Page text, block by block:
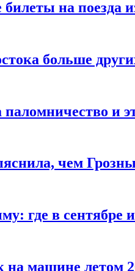
на поезда
больше
и
чем
где в сентябре
на машине летом